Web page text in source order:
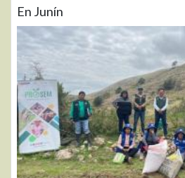
En Junín